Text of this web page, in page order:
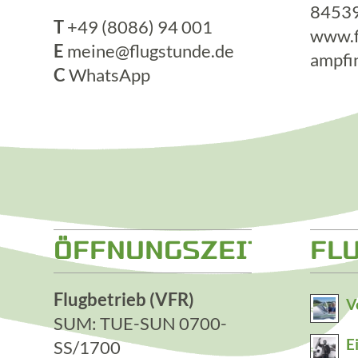
T+49 (8086) 94 001
E meine@flugstunde.de
CWhatsApp
ÖFFNUNGSZEITEN
Flugbetrieb (VFR)
SUM: TUE-SUN 0700-
SS/1700